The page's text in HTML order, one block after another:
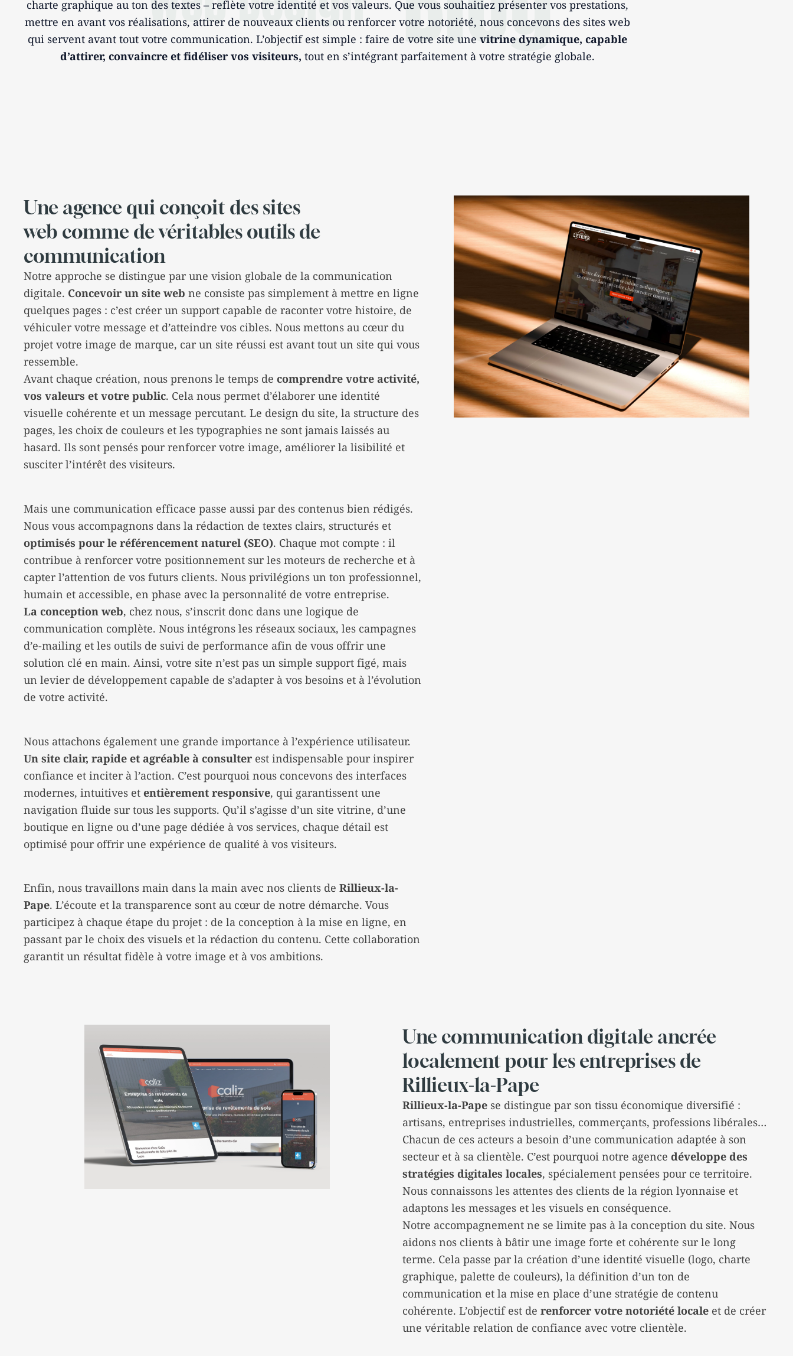
charte graphique au ton des textes – reflète votre identité et vos valeurs. Que vous souhaitiez présenter vos prestations,
mettre en avant vos réalisations, attirer de nouveaux clients ou renforcer votre notoriété, nous concevons des sites web
qui servent avant tout votre communication. L’objectif est simple : faire de votre site une vitrine dynamique, capable
d’attirer, convaincre et fidéliser vos visiteurs, tout en s’intégrant parfaitement à votre stratégie globale.
Une agence qui conçoit des sites
web comme de véritables outils de
communication
Notre approche se distingue par une vision globale de la communication
digitale. Concevoir un site web ne consiste pas simplement à mettre en ligne
quelques pages : c’est créer un support capable de raconter votre histoire, de
véhiculer votre message et d’atteindre vos cibles. Nous mettons au cœur du
projet votre image de marque, car un site réussi est avant tout un site qui vous
ressemble.
Avant chaque création, nous prenons le temps de comprendre votre activité,
vos valeurs et votre public. Cela nous permet d’élaborer une identité
visuelle cohérente et un message percutant. Le design du site, la structure des
pages, les choix de couleurs et les typographies ne sont jamais laissés au
hasard. Ils sont pensés pour renforcer votre image, améliorer la lisibilité et
susciter l’intérêt des visiteurs.
Mais une communication efficace passe aussi par des contenus bien rédigés.
Nous vous accompagnons dans la rédaction de textes clairs, structurés et
optimisés pour le référencement naturel (SEO). Chaque mot compte : il
contribue à renforcer votre positionnement sur les moteurs de recherche et à
capter l’attention de vos futurs clients. Nous privilégions un ton professionnel,
humain et accessible, en phase avec la personnalité de votre entreprise.
La conception web, chez nous, s’inscrit donc dans une logique de
communication complète. Nous intégrons les réseaux sociaux, les campagnes
d’e-mailing et les outils de suivi de performance afin de vous offrir une
solution clé en main. Ainsi, votre site n’est pas un simple support figé, mais
un levier de développement capable de s’adapter à vos besoins et à l’évolution
de votre activité.
Nous attachons également une grande importance à l’expérience utilisateur.
Un site clair, rapide et agréable à consulter est indispensable pour inspirer
confiance et inciter à l’action. C’est pourquoi nous concevons des interfaces
modernes, intuitives et entièrement responsive, qui garantissent une
navigation fluide sur tous les supports. Qu’il s’agisse d’un site vitrine, d’une
boutique en ligne ou d’une page dédiée à vos services, chaque détail est
optimisé pour offrir une expérience de qualité à vos visiteurs.
Enfin, nous travaillons main dans la main avec nos clients de Rillieux-la-
Pape. L’écoute et la transparence sont au cœur de notre démarche. Vous
participez à chaque étape du projet : de la conception à la mise en ligne, en
passant par le choix des visuels et la rédaction du contenu. Cette collaboration
garantit un résultat fidèle à votre image et à vos ambitions.
Une communication digitale ancrée
localement pour les entreprises de
Rillieux-la-Pape
Rillieux-la-Pape se distingue par son tissu économique diversifié :
artisans, entreprises industrielles, commerçants, professions libérales…
Chacun de ces acteurs a besoin d’une communication adaptée à son
secteur et à sa clientèle. C’est pourquoi notre agence développe des
stratégies digitales locales, spécialement pensées pour ce territoire.
Nous connaissons les attentes des clients de la région lyonnaise et
adaptons les messages et les visuels en conséquence.
Notre accompagnement ne se limite pas à la conception du site. Nous
aidons nos clients à bâtir une image forte et cohérente sur le long
terme. Cela passe par la création d’une identité visuelle (logo, charte
graphique, palette de couleurs), la définition d’un ton de
communication et la mise en place d’une stratégie de contenu
cohérente. L’objectif est de renforcer votre notoriété locale et de créer
une véritable relation de confiance avec votre clientèle.